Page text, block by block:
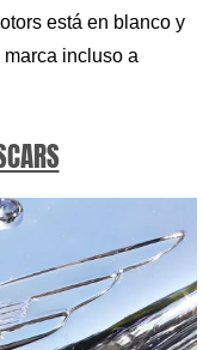
está en blanco y
incluso a